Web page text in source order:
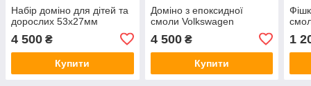
Набір доміно для дітей та
дорослих 53х27мм
4 500 ₴
Купити
Доміно з епоксидної
смоли Volkswagen
4 500₴
Купити
1